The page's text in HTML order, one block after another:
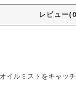
レビュー
ルミストをキャッチ